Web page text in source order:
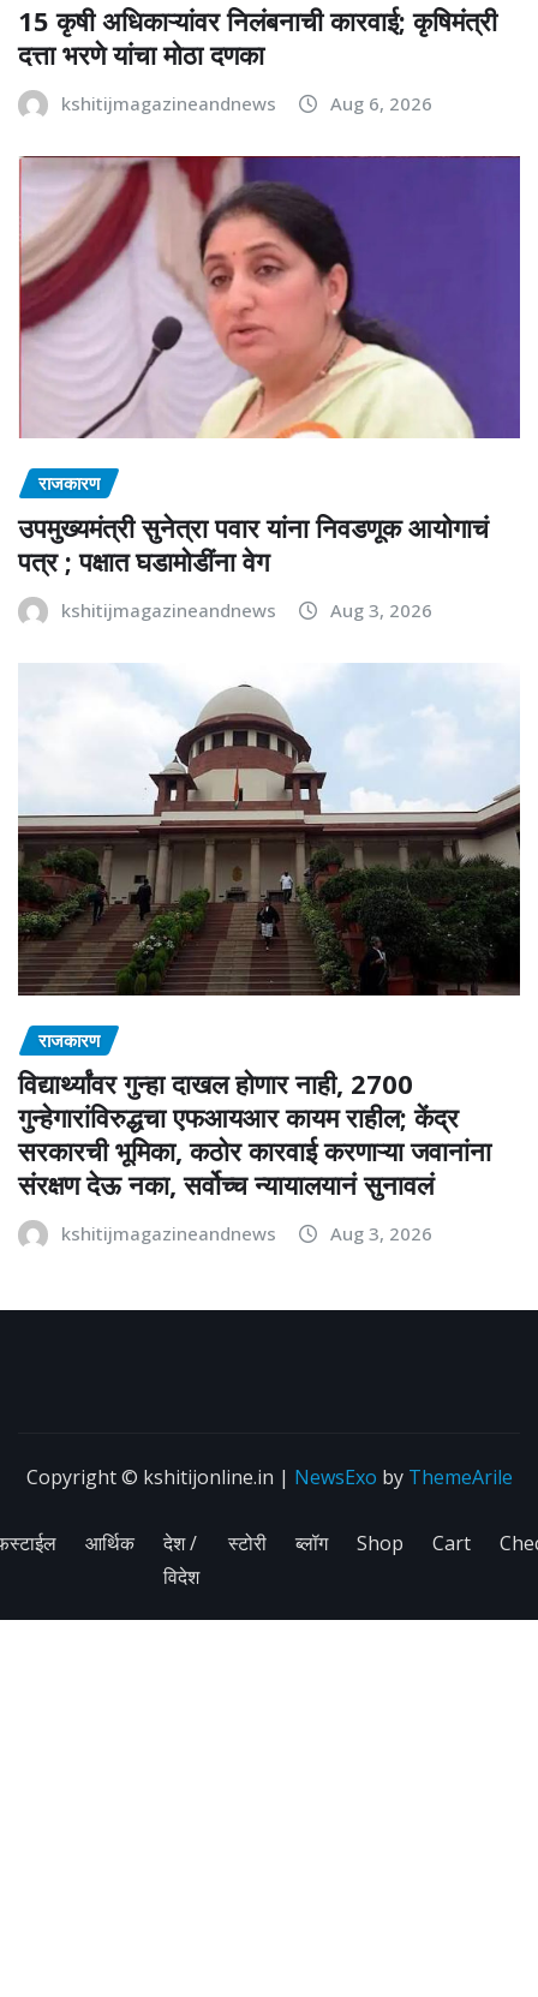
15 कृषी अधिकाऱ्यांवर निलंबनाची कारवाई; कृषिमंत्री
दत्ता भरणे यांचा मोठा दणका
kshitijmagazineandnews Aug 6, 2026
राजकारण
उपमुख्यमंत्री सुनेत्रा पवार यांना निवडणूक आयोगाचं
पत्र ; पक्षात घडामोडींना वेग
kshitijmagazineandnews Aug 3, 2026
राजकारण
विद्यार्थ्यांवर गुन्हा दाखल होणार नाही, 2700
गुन्हेगारांविरुद्धचा एफआयआर कायम राहील; केंद्र
सरकारची भूमिका, कठोर कारवाई करणाऱ्या जवानांना
संरक्षण देऊ नका, सर्वोच्च न्यायालयानं सुनावलं
kshitijmagazineandnews Aug 3, 2026
Copyright © kshitijonline.in | NewsExo by ThemeArile
आर्थिक
देश /
विदेश
स्टोरी ब्लॉग Shop Cart